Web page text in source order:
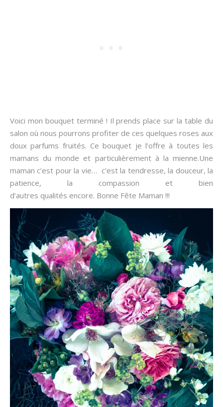
Voici mon bouquet terminé ! Il prends place sur la table du
salon où nous pourrons profiter de ces quelques roses aux
doux parfums fruités. Ce bouquet je l’offre à toutes les
mamans du monde et particulièrement à la mienne.Une
maman c’est pour la vie… c’est la tendresse, la douceur, la
patience, la compassion et bien
d’autres qualités encore. Bonne Fête Maman !!!